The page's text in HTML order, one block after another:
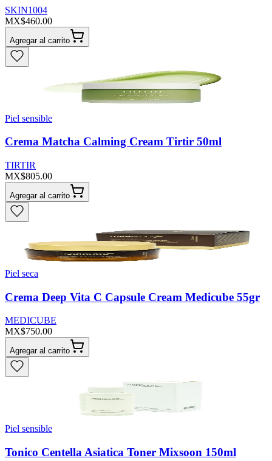
SKIN1004
MX$460.00
Agregar al carrito
Piel sensible
Crema Matcha Calming Cream Tirtir 50ml
TIRTIR
MX$805.00
Agregar al carrito
Piel seca
Crema Deep Vita C Capsule Cream Medicube 55gr
MEDICUBE
MX$750.00
Agregar al carrito
Piel sensible
Tonico Centella Asiatica Toner Mixsoon 150ml